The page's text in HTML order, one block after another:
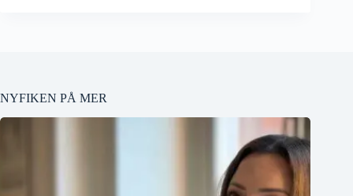
NYFIKEN PÅ MER